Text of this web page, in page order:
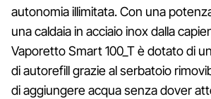
autonomia illimitata. Con una
una caldaia in acciaio inox dalla
Vaporetto Smart 100_T è dotato di
di autorefill grazie al serbatoio
di aggiungere acqua senza dover